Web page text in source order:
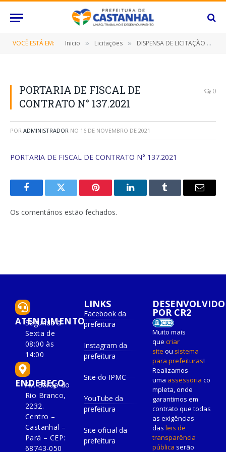
VOCÊ ESTÁ EM: Inicio » Licitações » DISPENSA DE LICITAÇÃO Nº 030/2021 (LOCAÇÃO DE IMÓVEL DESTINADO AO FUNCIONAMENTO DO CENTRO DE ACOLHIMENTO MUNICIPAL PARA CRIANÇAS E ADOLESCENTES “ALZIRA CELY CARDOSO” – CEAMCA)
PORTARIA DE FISCAL DE
CONTRATO N° 137.2021
0
POR ADMINISTRADOR NO 16 DE NOVEMBRO DE 2021
PORTARIA DE FISCAL DE CONTRATO N° 137.2021
FacebookTwitter Pinterest O
Tumblr
E-
Os comentários estão fechados.
ATENDIMENTO
Segunda à
Sexta de
08:00 às
14:00
ENDEREÇO
Av. Barão do
Rio Branco,
2232.
Centro –
Castanhal –
Pará – CEP:
68743-050
LINKS
Facebook da
prefeitura
Instagram da
prefeitura
Site do IPMC
YouTube da
prefeitura
Site oficial da
prefeitura
DESENVOLVIDO
POR CR2
Muito mais
que criar
site ou sistema
para prefeituras!
Realizamos
uma assessoria co
mpleta, onde
garantimos em
contrato que todas
as exigências
das leis de
transparência
pública serão